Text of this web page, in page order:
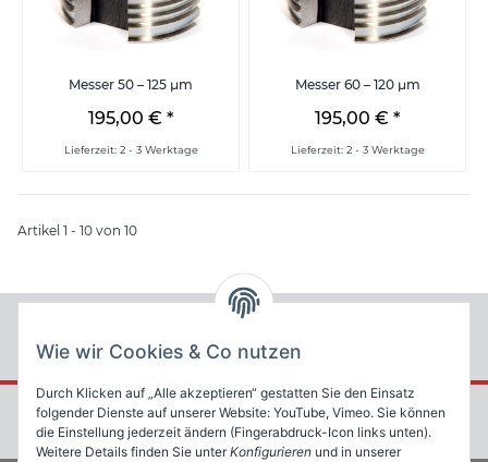
Messer 50 – 125 µm
195,00 € *
Lieferzeit: 2 - 3 Werktage
Messer 60 – 120 µm
195,00 € *
Lieferzeit: 2 - 3 Werktage
Artikel 1 - 10 von 10
Wie wir Cookies & Co nutzen
Durch Klicken auf „Alle akzeptieren“ gestatten Sie den Einsatz
folgender Dienste auf unserer Website: YouTube, Vimeo. Sie können
die Einstellung jederzeit ändern (Fingerabdruck-Icon links unten).
Weitere Details finden Sie unterKonfigurieren und in unserer